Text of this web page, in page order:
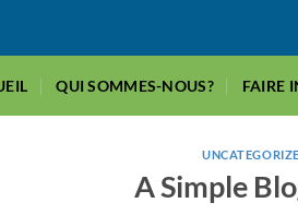
QUI SOMMES-NOUS? FAIRE
A Simple